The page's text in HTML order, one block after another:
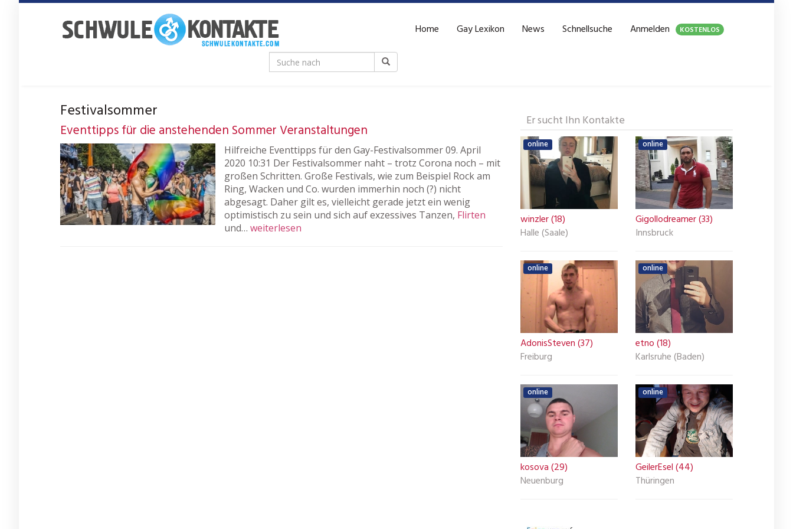
Home Gay Lexikon News Schnellsuche Anmelden KOSTENLOS
Festivalsommer
Eventtipps für die anstehenden Sommer Veranstaltungen
Hilfreiche Eventtipps für den Gay-Festivalsommer 09. April
2020 10:31 Der Festivalsommer naht – trotz Corona noch – mit
großen Schritten. Große Festivals, wie zum Beispiel Rock am
Ring, Wacken und Co. wurden immerhin noch (?) nicht
abgesagt. Daher gilt es, vielleicht gerade jetzt ein wenig
optimistisch zu sein und sich auf exzessives Tanzen, Flirten
und… weiterlesen
Er sucht Ihn Kontakte
online
winzler (18)
Halle (Saale)
online
Gigollodreamer (33)
Innsbruck
online
AdonisSteven (37)
Freiburg
online
etno (18)
Karlsruhe (Baden)
online
kosova (29)
Neuenburg
online
GeilerEsel (44)
Thüringen